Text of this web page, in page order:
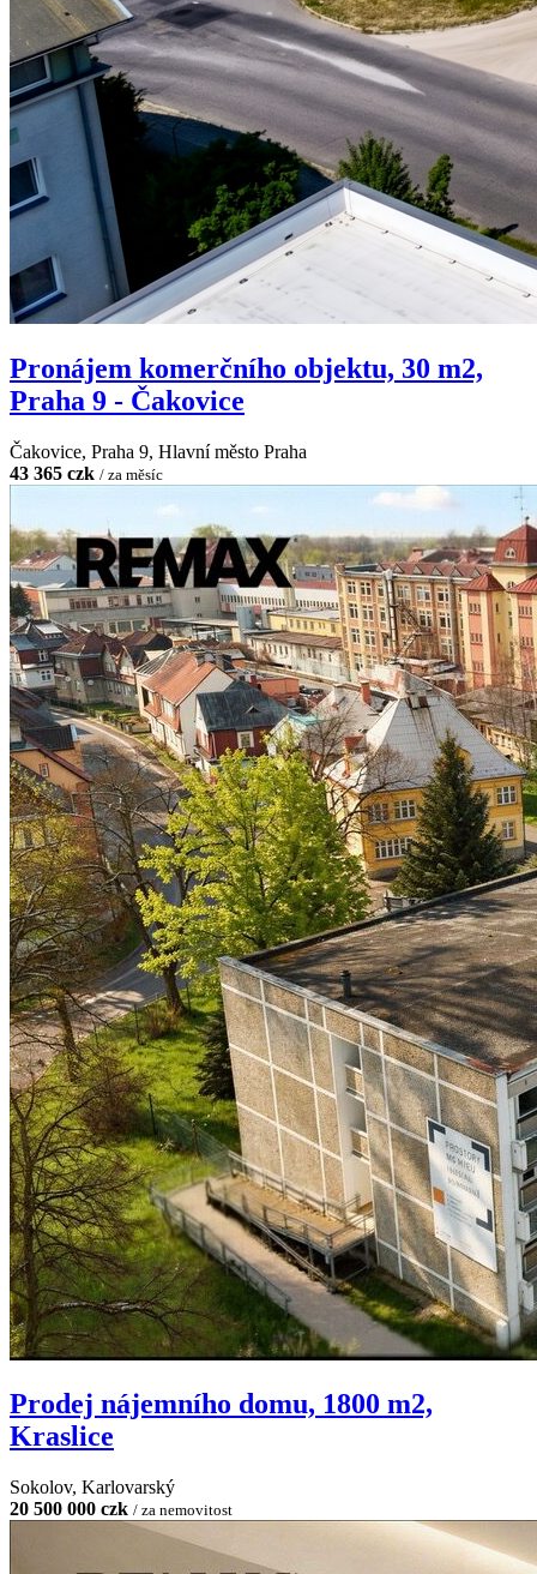
Pronájem komerčního objektu, 30 m2,
Praha 9 - Čakovice
Čakovice, Praha 9, Hlavní město Praha
43 365 czk / za měsíc
Prodej nájemního domu, 1800 m2,
Kraslice
Sokolov, Karlovarský
20 500 000 czk / za nemovitost